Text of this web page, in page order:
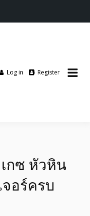
Log in Register
กซ หัวหิน
จอร์ครบ